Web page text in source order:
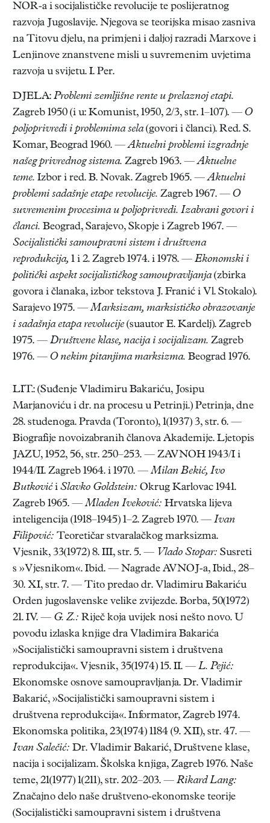
NOR-a i socijalističke revolucije te poslijeratnog
razvoja Jugoslavije. Njegova se teorijska misao zasniva
na Titovu djelu, na primjeni i daljoj razradi Marxove i
Lenjinove znanstvene misli u suvremenim uvjetima
razvoja u svijetu. I. Per.
DJELA: Problemi zemljišne rente u prelaznoj etapi.
Zagreb 1950 (i u: Komunist, 1950, 2/3, str. 1–107). — O
poljoprivredi i problemima sela(govori i članci). Red. S.
Komar, Beograd 1960. —Aktuelni problemi izgradnje
našeg privrednog sistema. Zagreb 1963. —Aktuelne
teme. Izbor i red. B. Novak. Zagreb 1965. —Aktuelni
problemi sadašnje etape revolucije. Zagreb 1967. — O
suvremenim procesima u poljoprivredi. Izabrani govori i
članci. Beograd, Sarajevo, Skopje i Zagreb 1967. —
Socijalistički samoupravni sistem i društvena
reprodukcija, 1 i 2. Zagreb 1974. i 1978. — Ekonomski i
politički aspekt socijalističkog samoupravljanja(zbirka
govora i članaka, izbor tekstova J. Franić i Vl. Stokalo).
Sarajevo 1975. —Marksizam, marksističko obrazovanje
i sadašnja etapa revolucije (suautor E. Kardelj). Zagreb
1975. — Društvene klase, nacija i socijalizam. Zagreb
1976. — O nekim pitanjima marksizma. Beograd 1976.
LIT.: (Suđenje Vladimiru Bakariću, Josipu
Marjanoviću i dr. na procesu u Petrinji.) Petrinja, dne
28. studenoga. Pravda (Toronto), 1(1937) 3, str. 6. —
Biografije novoizabranih članova Akademije. Ljetopis
JAZU, 1952, 56, str. 250–253. — ZAVNOH 1943/I i
1944/II. Zagreb 1964. i 1970. —Milan Bekić, Ivo
Butković i Slavko Goldstein: Okrug Karlovac 1941.
Zagreb 1965. —Mladen Iveković: Hrvatska lijeva
inteligencija (1918–1945) 1–2. Zagreb 1970. — Ivan
Filipović: Teoretičar stvaralačkog marksizma.
Vjesnik, 33(1972) 8. III, str. 5. — Vlado Stopar: Susreti
s »Vjesnikom«. Ibid. — Nagrade AVNOJ-a, Ibid., 28–
30. XI, str. 7. — Tito predao dr. Vladimiru Bakariću
Orden jugoslavenske velike zvijezde. Borba, 50(1972)
21. IV. — G. Z.: Riječ koja uvijek nosi nešto novo. U
povodu izlaska knjige dra Vladimira Bakarića
»Socijalistički samoupravni sistem i društvena
reprodukcija«. Vjesnik, 35(1974) 15. II. — L. Pejić:
Ekonomske osnove samoupravljanja. Dr. Vladimir
Bakarić, »Socijalistički samoupravni sistem i
društvena reprodukcija«. Informator, Zagreb 1974.
Ekonomska politika, 23(1974) 1184 (9. XII), str. 47. —
Ivan Salečić: Dr. Vladimir Bakarić, Društvene klase,
nacija i socijalizam. Školska knjiga, Zagreb 1976. Naše
teme, 21(1977) 1(211), str. 202–203. — Rikard Lang:
Značajno delo naše društveno-ekonomske teorije
(Socijalistički samoupravni sistem i društvena